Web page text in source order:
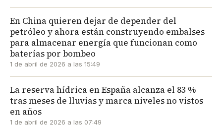
En China quieren dejar de depender del
petróleo y ahora están construyendo embalses
para almacenar energía que funcionan como
baterías por bombeo
1 de abril de 2026 a las 15:49
La reserva hídrica en España alcanza el 83 %
tras meses de lluvias y marca niveles no vistos
en años
1 de abril de 2026 a las 07:49